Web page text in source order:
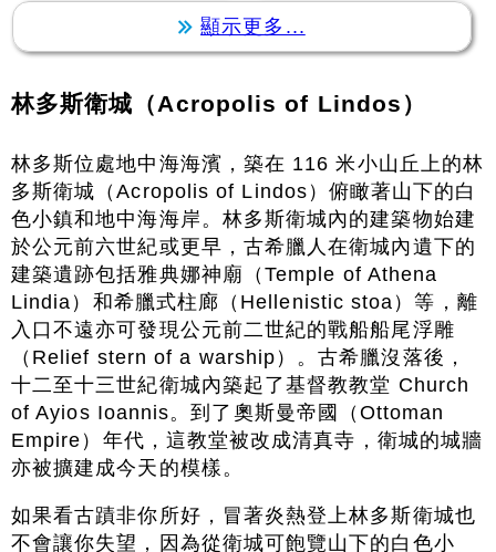
顯示更多...
林多斯衛城（Acropolis of Lindos）
林多斯位處地中海海濱，築在 116 米小山丘上的林
多斯衛城（Acropolis of Lindos）俯瞰著山下的白
色小鎮和地中海海岸。林多斯衛城內的建築物始建
於公元前六世紀或更早，古希臘人在衛城內遺下的
建築遺跡包括雅典娜神廟（Temple of Athena
Lindia）和希臘式柱廊（Hellenistic stoa）等，離
入口不遠亦可發現公元前二世紀的戰船船尾浮雕
（Relief stern of a warship）。古希臘沒落後，
十二至十三世紀衛城內築起了基督教教堂 Church
of Ayios Ioannis。到了奧斯曼帝國（Ottoman
Empire）年代，這教堂被改成清真寺，衛城的城牆
亦被擴建成今天的模樣。
如果看古蹟非你所好，冒著炎熱登上林多斯衛城也
不會讓你失望，因為從衛城可飽覽山下的白色小